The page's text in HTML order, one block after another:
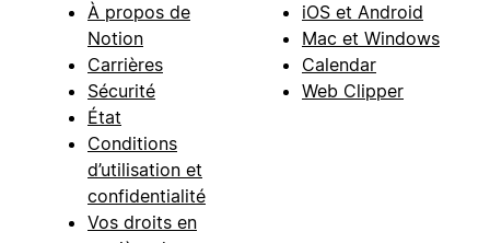
À propos de
Notion
Carrières
Sécurité
État
Conditions
d’utilisation et
confidentialité
Vos droits en
iOS et Android
Mac et Windows
Calendar
Web Clipper